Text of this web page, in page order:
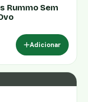
Rummo Sem
Adicionar